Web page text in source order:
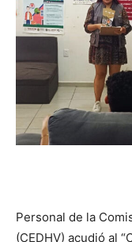
Personal de la
(CEDHV) acudió al